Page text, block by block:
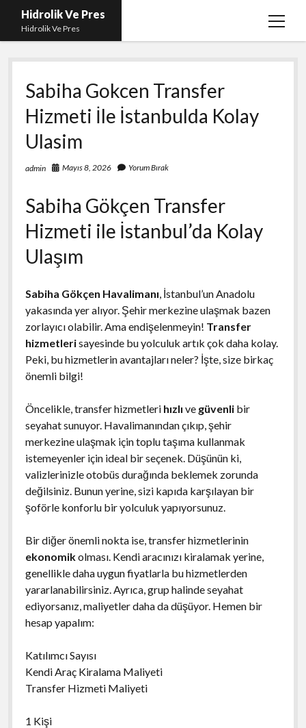
Hidrolik Ve Pres
Hidrolik Ve Pres
menüyü
Sabiha Gokcen Transfer
Hizmeti İle İstanbulda Kolay
Ulasim
admin Mayıs 8, 2026 Yorum Bırak
Sabiha Gökçen Transfer
Hizmeti ile İstanbul’da Kolay
Ulaşım
Sabiha Gökçen Havalimanı, İstanbul’un Anadolu
yakasında yer alıyor. Şehir merkezine ulaşmak bazen
zorlayıcı olabilir. Ama endişelenmeyin! Transfer
hizmetlerisayesinde bu yolculuk artık çok daha kolay.
Peki, bu hizmetlerin avantajları neler? İşte, size birkaç
önemli bilgi!
Öncelikle, transfer hizmetleri hızlı ve güvenlibir
seyahat sunuyor. Havalimanından çıkıp, şehir
merkezine ulaşmak için toplu taşıma kullanmak
istemeyenler için ideal bir seçenek. Düşünün ki,
valizlerinizle otobüs durağında beklemek zorunda
değilsiniz. Bunun yerine, sizi kapıda karşılayan bir
şoförle konforlu bir yolculuk yapıyorsunuz.
Bir diğer önemli nokta ise, transfer hizmetlerinin
ekonomikolması. Kendi aracınızı kiralamak yerine,
genellikle daha uygun fiyatlarla bu hizmetlerden
yararlanabilirsiniz. Ayrıca, grup halinde seyahat
ediyorsanız, maliyetler daha da düşüyor. Hemen bir
hesap yapalım:
Katılımcı Sayısı
Kendi Araç Kiralama Maliyeti
Transfer Hizmeti Maliyeti
1 Kişi